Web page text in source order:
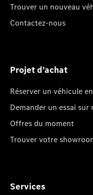
Trouver un nouveau
Contactez-nous
Projet d'achat
Réserver un véhicule
Demander un essai sur
Offres du moment
Trouver votre
Services